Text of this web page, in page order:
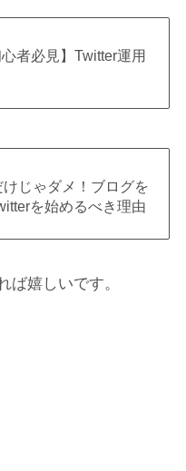
心者必見】Twitter運用
じゃダメ！ブログを
を始めるべき理由
ば嬉しいです。